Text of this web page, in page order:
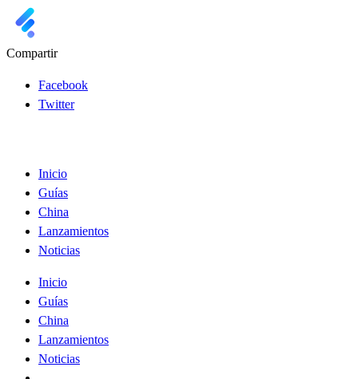
Compartir
Facebook
Twitter
Inicio
Guías
China
Lanzamientos
Noticias
Inicio
Guías
China
Lanzamientos
Noticias